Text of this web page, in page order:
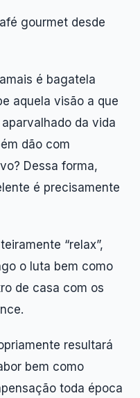
gourmet desde
é bagatela
aquela visão a que
da vida
dão com
Dessa forma,
é precisamente
“relax”,
o luta bem como
de casa com os
resultará
bem como
toda época